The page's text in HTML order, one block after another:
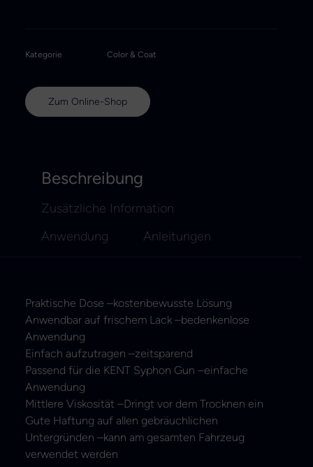
Kategorie Color & Coat
Zum Online-Shop
Beschreibung
Zusätzliche Information
Anwendung
Anleitungen
Praktische Dose –kostenbewusste Lösung
Anwendbar auf frischem Lack –bedenkenlose
Anwendung
Einfach aufzutragen –zeitsparend
Passend für die KENT Syphon Gun –einfache
Anwendung
Mittlere Viskosität –Dringt vor dem Trocknen ein
Gute Haftung auf allen gebräuchlichen
Untergründen –kann am gesamten Fahrzeug
verwendet werden